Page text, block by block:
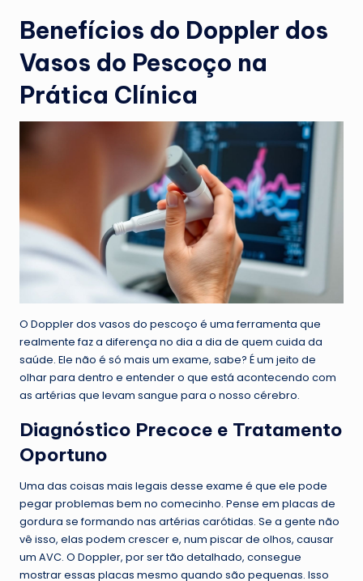
Benefícios do Doppler dos
Vasos do Pescoço na
Prática Clínica
O Doppler dos vasos do pescoço é uma ferramenta que
realmente faz a diferença no dia a dia de quem cuida da
saúde. Ele não é só mais um exame, sabe? É um jeito de
olhar para dentro e entender o que está acontecendo com
as artérias que levam sangue para o nosso cérebro.
Diagnóstico Precoce e Tratamento
Oportuno
Uma das coisas mais legais desse exame é que ele pode
pegar problemas bem no comecinho. Pense em placas de
gordura se formando nas artérias carótidas. Se a gente não
vê isso, elas podem crescer e, num piscar de olhos, causar
um AVC. O Doppler, por ser tão detalhado, consegue
mostrar essas placas mesmo quando são pequenas. Isso